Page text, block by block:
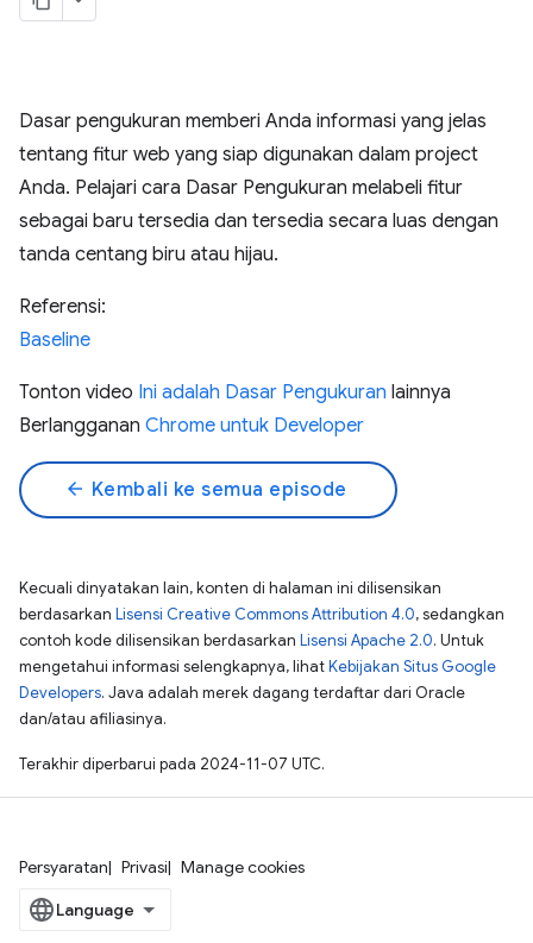
Dasar pengukuran memberi Anda informasi yang jelas
tentang fitur web yang siap digunakan dalam project
Anda. Pelajari cara Dasar Pengukuran melabeli fitur
sebagai baru tersedia dan tersedia secara luas dengan
tanda centang biru atau hijau.
Referensi:
Baseline
Tonton video Ini adalah Dasar Pengukuran lainnya
Berlangganan Chrome untuk Developer
arrow_back Kembali ke semua episode
Kecuali dinyatakan lain, konten di halaman ini dilisensikan
berdasarkan Lisensi Creative Commons Attribution 4.0, sedangkan
contoh kode dilisensikan berdasarkan Lisensi Apache 2.0. Untuk
mengetahui informasi selengkapnya, lihatKebijakan Situs Google
Developers. Java adalah merek dagang terdaftar dari Oracle
dan/atau afiliasinya.
Terakhir diperbarui pada 2024-11-07 UTC.
Persyaratan Privasi Manage cookies